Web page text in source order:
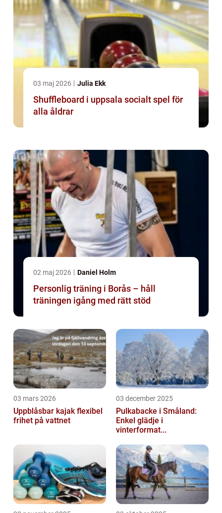
03 maj 2026 Julia Ekk
Shuffleboard i uppsala socialt spel för
alla åldrar
02 maj 2026 Daniel Holm
Personlig träning i Borås – håll
träningen igång med rätt stöd
03 mars 2026
Uppblåsbar kajak flexibel
frihet på vattnet
03 december 2025
Pulkabacke i Småland:
Enkel glädje i
vinterformat...